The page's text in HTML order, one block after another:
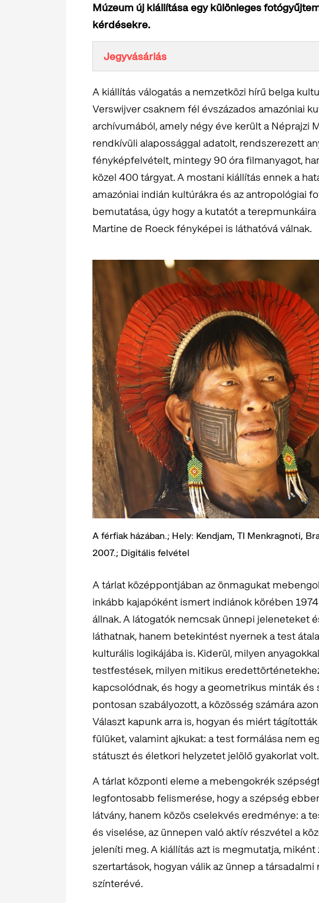
Múzeum új kiállítása egy különleges
kérdésekre.
Jegyvásárlás
A kiállítás válogatás a nemzetközi hírű belga
Verswijver csaknem fél évszázados amazóniai
archívumából, amely négy éve került a Néprajzi
rendkívüli alapossággal adatolt, rendszerezett
fényképfelvételt, mintegy 90 óra filmanyagot,
közel 400 tárgyat. A mostani kiállítás ennek a
amazóniai indián kultúrákra és az antropológiai
bemutatása, úgy hogy a kutatót a
Martine de Roeck fényképei is láthatóvá válnak.
A férfiak házában.; Hely: Kendjam, TI Menkragnoti,
2007.; Digitális felvétel
A tárlat középpontjában az önmagukat
inkább kajapóként ismert indiánok körében
állnak. A látogatók nemcsak ünnepi jeleneteket
láthatnak, hanem betekintést nyernek a test
kulturális logikájába is. Kiderül, milyen
testfestések, milyen mitikus
kapcsolódnak, és hogy a geometrikus minták
pontosan szabályozott, a közösség számára
Választ kapunk arra is, hogyan és miért
fülüket, valamint ajkukat: a test formálása nem
státuszt és életkori helyzetet jelölő gyakorlat volt.
A tárlat központi eleme a mebengokrék
legfontosabb felismerése, hogy a szépség
látvány, hanem közös cselekvés eredménye: a
és viselése, az ünnepen való aktív részvétel a
jeleníti meg. A kiállítás azt is megmutatja,
szertartások, hogyan válik az ünnep a
színterévé.